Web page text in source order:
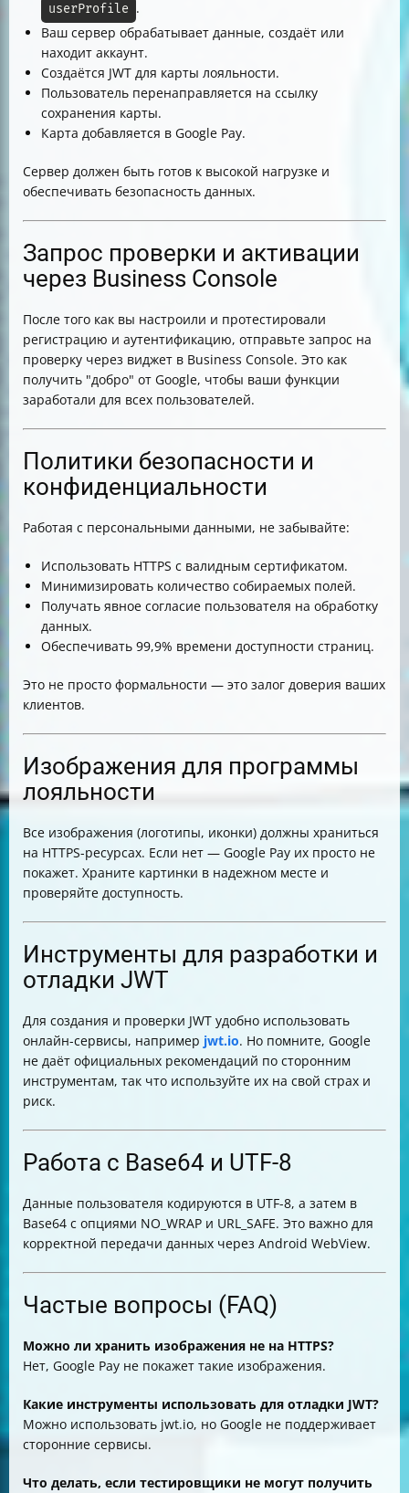
userProfile
.
Ваш сервер обрабатывает данные, создаёт или
находит аккаунт.
Создаётся JWT для карты лояльности.
Пользователь перенаправляется на ссылку
сохранения карты.
Карта добавляется в Google Pay.
Сервер должен быть готов к высокой нагрузке и
обеспечивать безопасность данных.
Запрос проверки и активации
через Business Console
После того как вы настроили и протестировали
регистрацию и аутентификацию, отправьте запрос на
проверку через виджет в Business Console. Это как
получить "добро" от Google, чтобы ваши функции
заработали для всех пользователей.
Политики безопасности и
конфиденциальности
Работая с персональными данными, не забывайте:
Использовать HTTPS с валидным сертификатом.
Минимизировать количество собираемых полей.
Получать явное согласие пользователя на обработку
данных.
Обеспечивать 99,9% времени доступности страниц.
Это не просто формальности — это залог доверия ваших
клиентов.
Изображения для программы
лояльности
Все изображения (логотипы, иконки) должны храниться
на HTTPS-ресурсах. Если нет — Google Pay их просто не
покажет. Храните картинки в надежном месте и
проверяйте доступность.
Инструменты для разработки и
отладки JWT
Для создания и проверки JWT удобно использовать
онлайн-сервисы, например jwt.io. Но помните, Google
не даёт официальных рекомендаций по сторонним
инструментам, так что используйте их на свой страх и
риск.
Работа с Base64 и UTF-8
Данные пользователя кодируются в UTF-8, а затем в
Base64 с опциями NO_WRAP и URL_SAFE. Это важно для
корректной передачи данных через Android WebView.
Частые вопросы (FAQ)
Можно ли хранить изображения не на HTTPS?
Нет, Google Pay не покажет такие изображения.
Какие инструменты использовать для отладки JWT?
Можно использовать jwt.io, но Google не поддерживает
сторонние сервисы.
Что делать, если тестировщики не могут получить